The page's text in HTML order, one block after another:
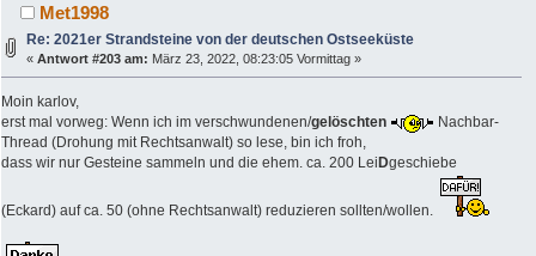
Met1998
Re: 2021er Strandsteine von der deutschen Ostseeküste
«Antwort #203 am: März 23, 2022, 08:23:05 Vormittag »
Moin karlov,
erst mal vorweg: Wenn ich im verschwundenen/gelöschten
Nachbar-
Thread (Drohung mit Rechtsanwalt) so lese, bin ich froh,
dass wir nur Gesteine sammeln und die ehem. ca. 200 Lei Dgeschiebe
(Eckard) auf ca. 50 (ohne Rechtsanwalt) reduzieren sollten/wollen.